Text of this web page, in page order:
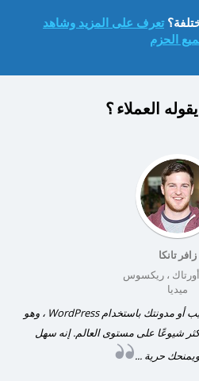
تعرف على المزيد وشاهد
الحزم
العملاء؟
زافر تانكا
، ريكسوس
ميديا
قم بإنشاء موقعك على الويب أو مدونتك باستخدام WordPress ، وهو
شيوعًا على مستوى العالم. إنه سهل
حرية ...